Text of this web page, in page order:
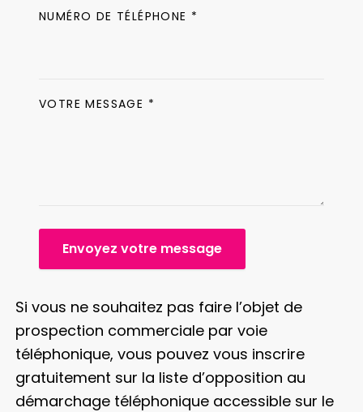
NUMÉRO DE TÉLÉPHONE *
VOTRE MESSAGE *
Envoyez votre message
Si vous ne souhaitez pas faire l’objet de
prospection commerciale par voie
téléphonique, vous pouvez vous inscrire
gratuitement sur la liste d’opposition au
démarchage téléphonique accessible sur le